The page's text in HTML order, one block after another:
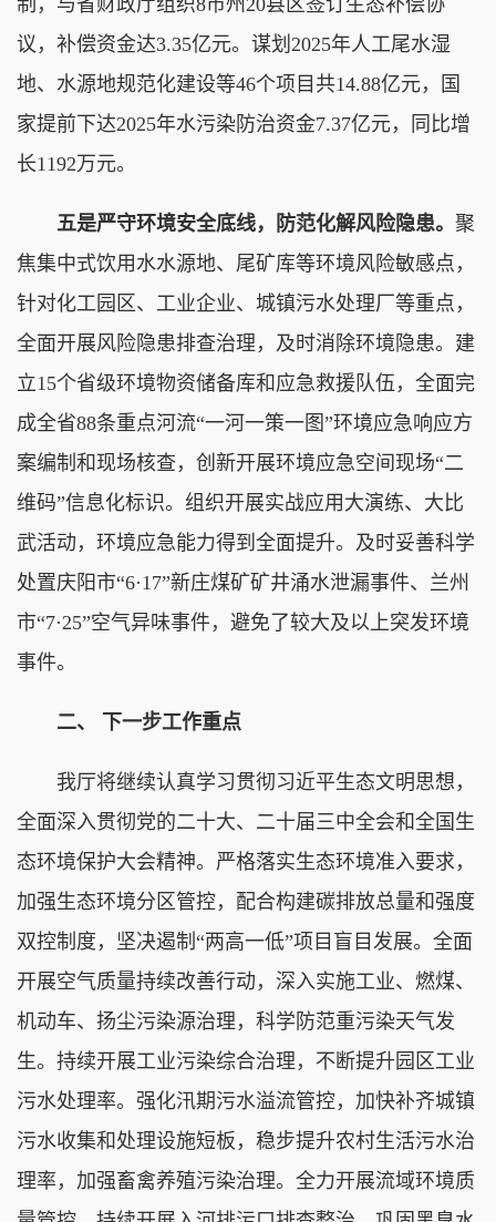
议，补偿资金达3.35亿元。谋划2025年人工尾水湿
地、水源地规范化建设等46个项目共14.88亿元，国
家提前下达2025年水污染防治资金7.37亿元，同比增
长1192万元。
五是严守环境安全底线，防范化解风险隐患。 聚
焦集中式饮用水水源地、尾矿库等环境风险敏感点，
针对化工园区、工业企业、城镇污水处理厂等重点，
全面开展风险隐患排查治理，及时消除环境隐患。建
立15个省级环境物资储备库和应急救援队伍，全面完
成全省88条重点河流“一河一策一图”环境应急响应方
案编制和现场核查，创新开展环境应急空间现场“二
维码”信息化标识。组织开展实战应用大演练、大比
武活动，环境应急能力得到全面提升。及时妥善科学
处置庆阳市“6·17”新庄煤矿矿井涌水泄漏事件、兰州
市“7·25”空气异味事件，避免了较大及以上突发环境
事件。
二、 下一步工作重点
我厅将继续认真学习贯彻习近平生态文明思想，
全面深入贯彻党的二十大、二十届三中全会和全国生
态环境保护大会精神。严格落实生态环境准入要求，
加强生态环境分区管控，配合构建碳排放总量和强度
双控制度，坚决遏制“两高一低”项目盲目发展。全面
开展空气质量持续改善行动，深入实施工业、燃煤、
机动车、扬尘污染源治理，科学防范重污染天气发
生。持续开展工业污染综合治理，不断提升园区工业
污水处理率。强化汛期污水溢流管控，加快补齐城镇
污水收集和处理设施短板，稳步提升农村生活污水治
理率，加强畜禽养殖污染治理。全力开展流域环境质